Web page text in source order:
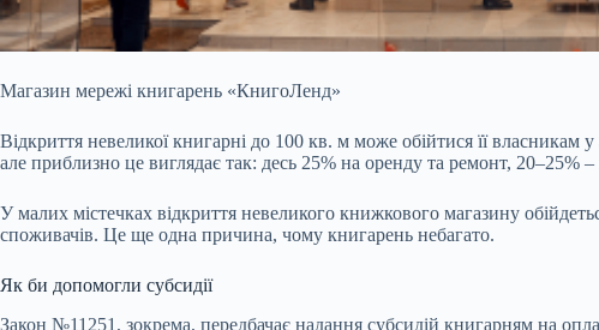
Магазин мережі книгарень «КнигоЛенд»
Відкриття невеликої книгарні до 100 кв. м може обійтися її
але приблизно це виглядає так: десь 25% на оренду та ремонт, 20–25%
У малих містечках відкриття невеликого книжкового магазину
споживачів. Це ще одна причина, чому книгарень небагато.
Як би допомогли субсидії
Закон №11251, зокрема, передбачає надання субсидій книгарням на